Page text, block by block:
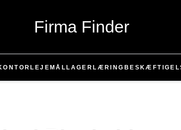
Firma Finder
LEJEMÅL LAGER LÆRING